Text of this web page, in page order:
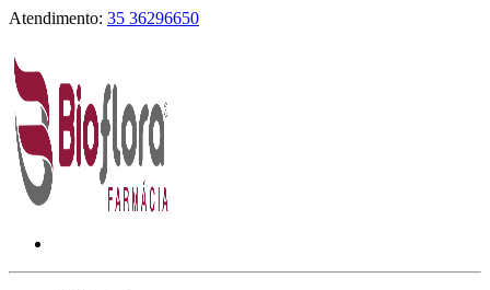
Atendimento: 35 36296650